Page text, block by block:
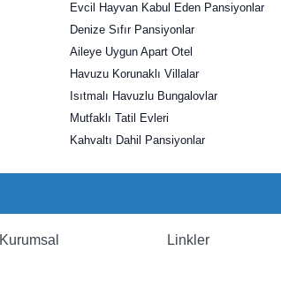
Evcil Hayvan Kabul Eden Pansiyonlar
Denize Sıfır Pansiyonlar
Aileye Uygun Apart Otel
Havuzu Korunaklı Villalar
Isıtmalı Havuzlu Bungalovlar
Mutfaklı Tatil Evleri
Kahvaltı Dahil Pansiyonlar
Kurumsal Linkler